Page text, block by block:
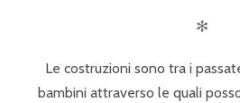
✻
Le costruzioni sono tra i
bambini attraverso le quali